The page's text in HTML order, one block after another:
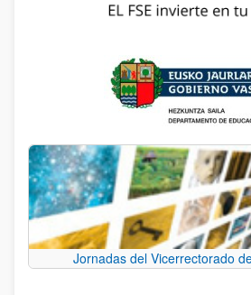
Jornadas del Vicerrectorado